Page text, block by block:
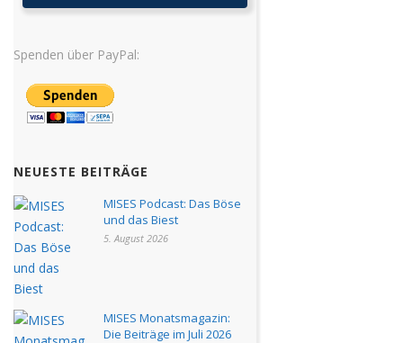
Spenden über PayPal:
NEUESTE BEITRÄGE
MISES Podcast: Das Böse
und das Biest
5. August 2026
MISES Monatsmagazin:
Die Beiträge im Juli 2026